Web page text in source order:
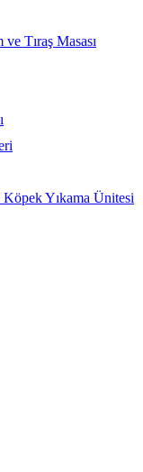
Tıraş Masası
Yıkama Ünitesi